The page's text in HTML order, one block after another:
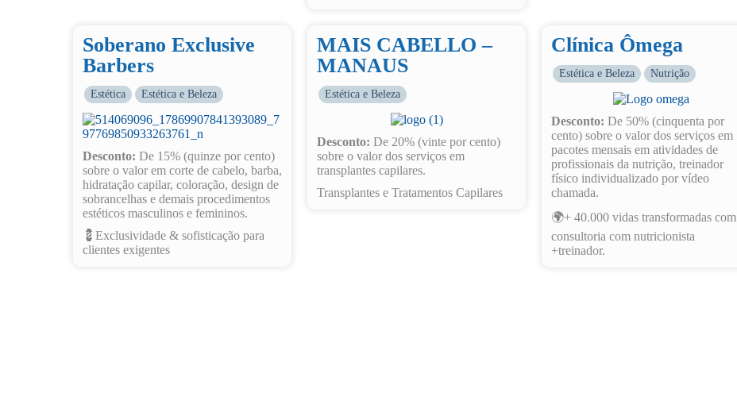
Soberano Exclusive
Barbers
Estética Estética e Beleza
Desconto: De 15% (quinze por cento)
sobre o valor em corte de cabelo, barba,
hidratação capilar, coloração, design de
sobrancelhas e demais procedimentos
estéticos masculinos e femininos.
💈Exclusividade & sofisticação para
clientes exigentes
MAIS CABELLO –
MANAUS
Estética e Beleza
Desconto: De 20% (vinte por cento)
sobre o valor dos serviços em
transplantes capilares.
Transplantes e Tratamentos Capilares
Clínica Ômega
Estética e Beleza Nutrição
Desconto: De 50% (cinquenta por
cento) sobre o valor dos serviços em
pacotes mensais em atividades de
profissionais da nutrição, treinador
físico individualizado por vídeo
chamada.
🌍+ 40.000 vidas transformadas com
consultoria com nutricionista
+treinador.